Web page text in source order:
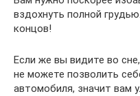
вздохнуть полной
концов!
Если же вы видите во
не можете позволить
автомобиля, значит вам